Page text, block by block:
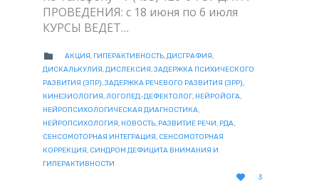
ПРОВЕДЕНИЯ: с 18 июня по 6 июля
КУРСЫ ВЕДЕТ…
 CATEGORY
АКЦИЯ, ГИПЕРАКТИВНОСТЬ,ДИСГРАФИЯ,
ДИСКАЛЬКУЛИЯ,ДИСЛЕКСИЯ,ЗАДЕРЖКА ПСИХИЧЕСКОГО
РАЗВИТИЯ (ЗПР),ЗАДЕРЖКА РЕЧЕВОГО РАЗВИТИЯ (ЗРР),
КИНЕЗИОЛОГИЯ,ЛОГОПЕД-ДЕФЕКТОЛОГ, НЕЙРОЙОГА,
НЕЙРОПСИХОЛОГИЧЕСКАЯ ДИАГНОСТИКА,
НЕЙРОПСИХОЛОГИЯ, НОВОСТЬ, РАЗВИТИЕ РЕЧИ, РДА,
СЕНСОМОТОРНАЯ ИНТЕГРАЦИЯ, СЕНСОМОТОРНАЯ
КОРРЕКЦИЯ, СИНДРОМ ДЕФИЦИТА ВНИМАНИЯ И
ГИПЕРАКТИВНОСТИ

LOVE
3